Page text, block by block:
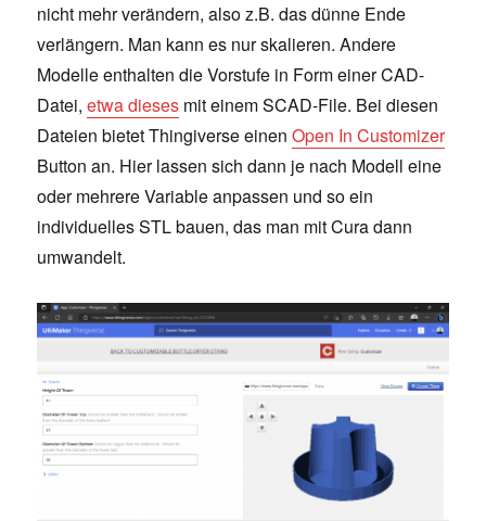
nicht mehr verändern, also z.B. das dünne Ende
verlängern. Man kann es nur skalieren. Andere
Modelle enthalten die Vorstufe in Form einer CAD-
Datei,etwa dieses mit einem SCAD-File. Bei diesen
Dateien bietet Thingiverse einenOpen In Customizer
Button an. Hier lassen sich dann je nach Modell eine
oder mehrere Variable anpassen und so ein
individuelles STL bauen, das man mit Cura dann
umwandelt.